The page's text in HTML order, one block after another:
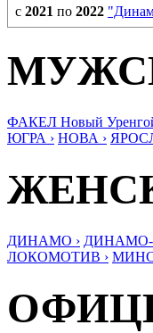
с 2021 по 2022
ФАКЕЛ Новый
ЮГРА › НОВА ›
ДИНАМО › ДИНАМО-
ЛОКОМОТИВ ›